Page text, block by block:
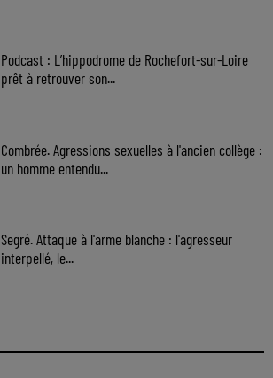
Podcast : L’hippodrome de Rochefort-sur-Loire
prêt à retrouver son...
Combrée. Agressions sexuelles à l'ancien collège :
un homme entendu...
Segré. Attaque à l'arme blanche : l'agresseur
interpellé, le...